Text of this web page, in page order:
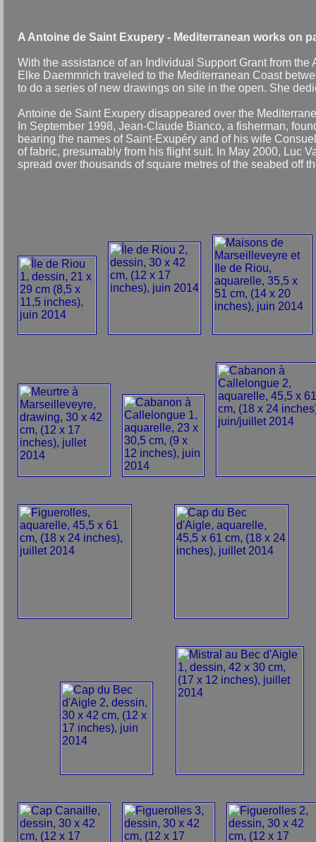
A Antoine de Saint Exupery - Mediterranean works on
With the assistance of an Individual Support Grant from
Elke Daemmrich traveled to the Mediterranean Coast
to do a series of new drawings on site in the open. She
Antoine de Saint Exupery disappeared over the
In September 1998, Jean-Claude Bianco, a fisherman,
bearing the names of Saint-Exupéry and of his wife
of fabric, presumably from his flight suit. In May 2000, Luc
spread over thousands of square metres of the seabed off